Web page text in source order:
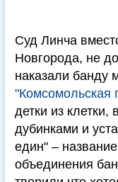
Суд Линча
Новгорода, не
наказали банду
"Комсомольская
детки из
дубинками и
един" –
объединения